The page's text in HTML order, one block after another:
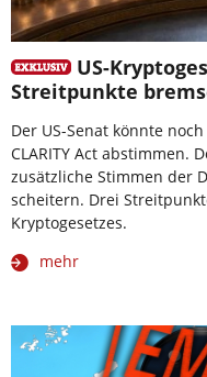
US-
Streitpunkte
Der US-Senat könnte
CLARITY Act abstimmen.
zusätzliche Stimmen der
scheitern. Drei
Kryptogesetzes.
mehr